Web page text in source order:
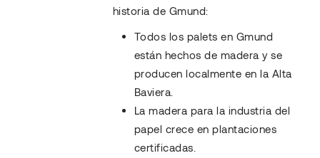
historia de Gmund:
Todos los palets en Gmund
están hechos de madera y se
producen localmente en la Alta
Baviera.
La madera para la industria del
papel crece en plantaciones
certificadas.